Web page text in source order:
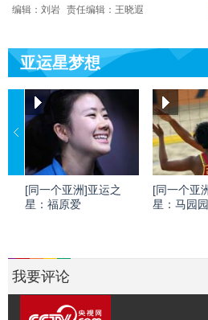
编辑：刘岩 责任编辑：王晓遐
亚运星梦想
[同一个亚洲]亚运之
星：福原爱
[同一个亚
星：马园
我要评论